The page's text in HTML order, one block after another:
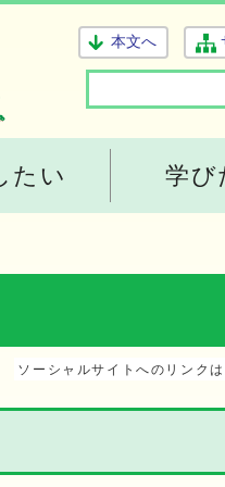
本文へ
たい 学び
ソーシャルサイトへのリンク